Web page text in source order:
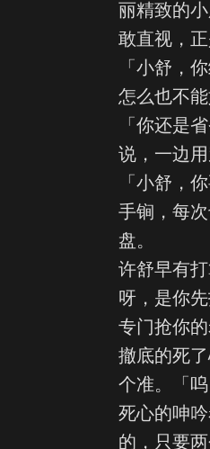
丽精致的
敢直视，正
「小舒，
怎么也不能
「你还是
说，一边
「小舒，
手锏，每
盘。
许舒早有
呀，是你
专门抢你
撤底的死
个准。「
死心的呻
的，只要